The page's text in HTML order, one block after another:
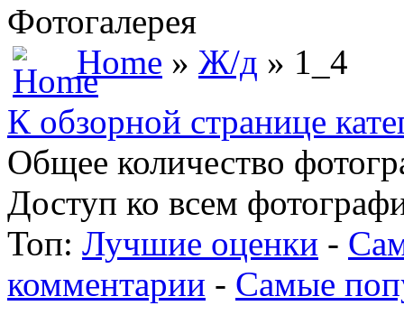
Фотогалерея
Home » Ж/д » 1_4
К обзорной странице
Общее количество
Доступ ко всем
Топ: Лучшие оценки -
комментарии - Самые